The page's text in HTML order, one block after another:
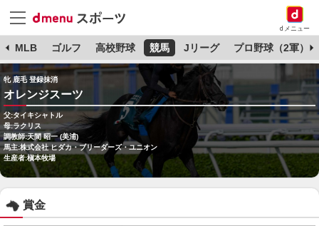
dメニュー
MLB ゴルフ 高校野球 競馬 Jリーグ プロ野球（2軍）
牝 鹿毛 登録抹消
オレンジスーツ
父:タイキシャトル
母:ラクリス
調教師:天間 昭一 (美浦)
馬主:株式会社 ヒダカ・ブリーダーズ・ユニオン
生産者:槇本牧場
賞金